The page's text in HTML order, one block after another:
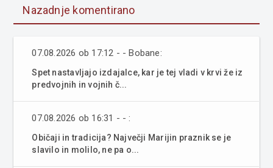
Nazadnje komentirano
07.08.2026 ob 17:12 - - Bobane:
Spet nastavljajo izdajalce, kar je tej vladi v krvi že iz
predvojnih in vojnih č...
07.08.2026 ob 16:31 - - :
Običaji in tradicija? Največji Marijin praznik se je
slavilo in molilo, ne pa o...